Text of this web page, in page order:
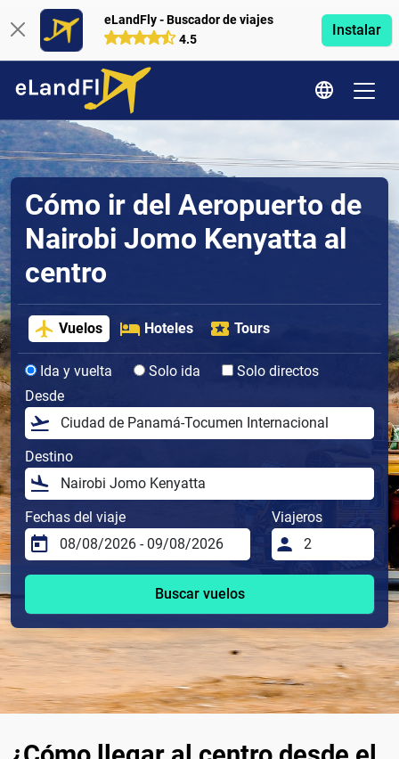
eLandFly - Buscador de viajes
4.5
Instalar
Cómo ir del Aeropuerto de
Nairobi Jomo Kenyatta al
centro
Vuelos Hoteles Tours
Ida y vuelta Solo ida
Solo directos
Desde
Destino
Fechas del viaje Viajeros
Buscar vuelos